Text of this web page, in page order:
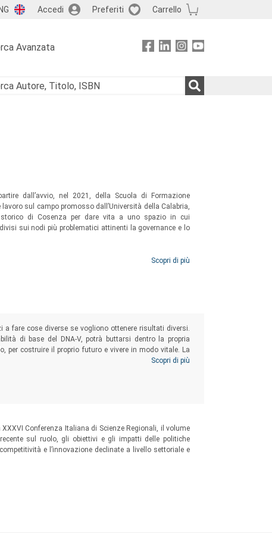
Accedi Preferiti Carrello
Avanzata
dall’avvio, nel 2021, della Scuola di Formazione
sul campo promosso dall’Università della Calabria,
di Cosenza per dare vita a uno spazio in cui
sui nodi più problematici attinenti la governance e lo
Scopri di più
fare cose diverse se vogliono ottenere risultati diversi.
di base del DNA-V, potrà buttarsi dentro la propria
per costruire il proprio futuro e vivere in modo vitale. La
andare oltre la diagnosi di depressione, ansia, disturbo
Scopri di più
Conferenza Italiana di Scienze Regionali, il volume
sul ruolo, gli obiettivi e gli impatti delle politiche
e l’innovazione declinate a livello settoriale e